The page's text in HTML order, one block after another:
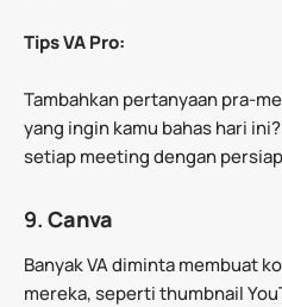
Tips VA Pro:
Tambahkan pertanyaan pra-
yang ingin kamu bahas hari
setiap meeting dengan
9. Canva
Banyak VA diminta membuat
mereka, seperti thumbnail